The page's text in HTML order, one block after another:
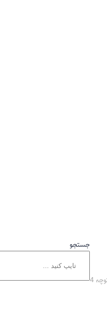
4
جستجو